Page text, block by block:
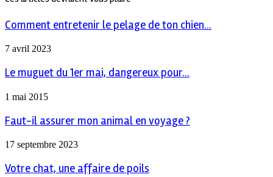
Comment entretenir le pelage de ton chien...
7 avril 2023
Le muguet du 1er mai, dangereux pour...
1 mai 2015
Faut-il assurer mon animal en voyage ?
17 septembre 2023
Votre chat, une affaire de poils